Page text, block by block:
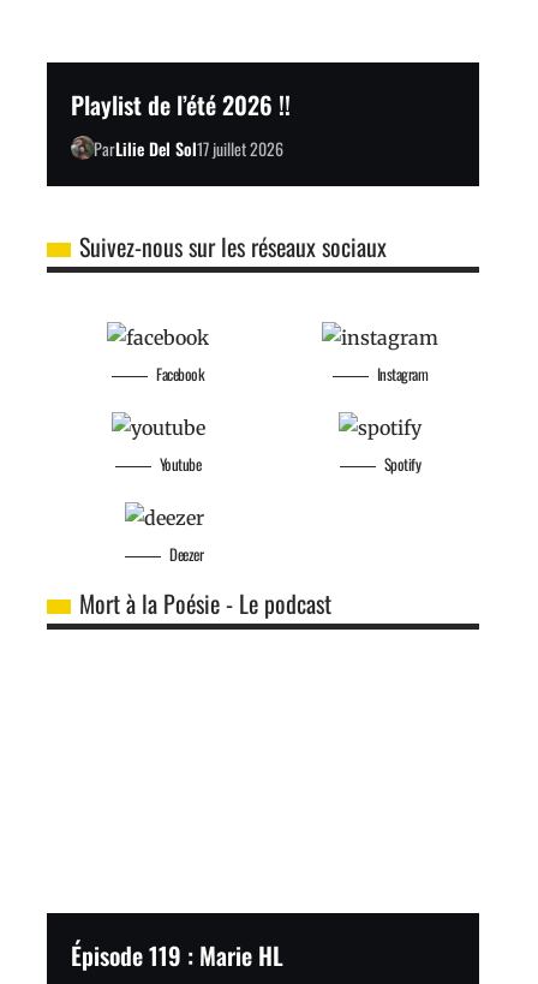
Playlist de l’été 2026 !!
ParLilie Del Sol17 juillet 2026
Suivez-nous sur les réseaux sociaux
Facebook
Youtube
Instagram
Spotify
Deezer
Mort à la Poésie - Le podcast
Épisode 119 : Marie HL